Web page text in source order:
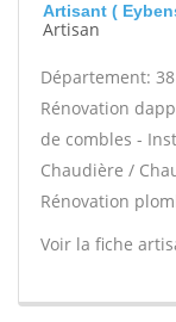
Artisant (
Artisan
Département: 38
Rénovation
de combles -
Chaudière /
Rénovation
Voir la fiche